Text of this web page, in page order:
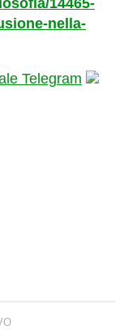
nella-
Telegram